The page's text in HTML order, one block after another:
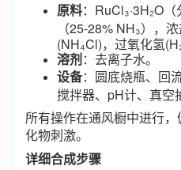
原料：RuCl₃·3H₂O
（25-28% NH₃），
(NH₄Cl)，过氧化氢
溶剂：去离子水。
设备：圆底烧瓶、回
搅拌器、pH计、真空
所有操作在通风橱中进行
化物刺激。
详细合成步骤